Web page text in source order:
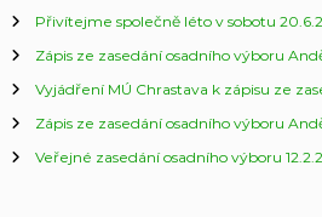
Přivítejme společně léto v sobotu
Zápis ze zasedání osadního výboru
Vyjádření MÚ Chrastava k zápisu ze
Zápis ze zasedání osadního výboru
Veřejné zasedání osadního výboru